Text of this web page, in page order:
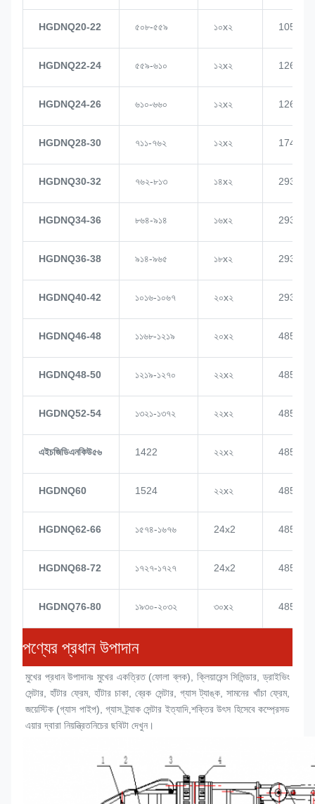
HGDNQ20-22 ৫০৮-৫৫৯ ১০x২ 1057
HGDNQ22-24 ৫৫৯-৬১০ ১২x২ 1268
HGDNQ24-26 ৬১০-৬৬০ ১২x২ 1268
HGDNQ28-30 ৭১১-৭৬২ ১২x২ 1748
HGDNQ30-32 ৭৬২-৮১৩ ১৪x২ 2937
HGDNQ34-36 ৮৬৪-৯১৪ ১৬x২ 2937
HGDNQ36-38 ৯১৪-৯৬৫ ১৮x২ 2937
HGDNQ40-42 ১০১৬-১০৬৭ ২০x২ 2937
HGDNQ46-48 ১১৬৮-১২১৯ ২০x২ 4855
HGDNQ48-50 ১২১৯-১২৭০ ২২x২ 4855
HGDNQ52-54 ১৩২১-১৩৭২ ২২x২ 4855
এইচজিডিএনকিউ৫৬ 1422 ২২x২ 4855
HGDNQ60 1524 ২২x২ 4855
HGDNQ62-66 ১৫৭৪-১৬৭৬ 24x2 4855
HGDNQ68-72 ১৭২৭-১৭২৭ 24x2 4855
HGDNQ76-80 ১৯৩০-২০৩২ ৩০x২ 4855
পণ্যের প্রধান উপাদান
মুখের প্রধান উপাদানঃ মুখের একত্রিত (ফোলা ব্লক), ক্লিয়ারেন্স সিলিন্ডার, ড্রাইভিং
সেন্টার, হাঁটার ফ্রেম, হাঁটার চাকা, ব্রেক সেন্টার, গ্যাস ট্যাঙ্ক, সামনের খাঁচা ফ্রেম,
জয়েস্টিক (গ্যাস পাইপ), গ্যাস ট্র্যাক সেন্টার ইত্যাদি,শক্তির উৎস হিসেবে কম্প্রেসড
এয়ার দ্বারা নিয়ন্ত্রিতনিচের ছবিটা দেখুন।